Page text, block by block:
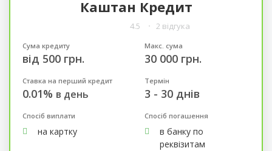
Каштан Кредит
4.5 2 відгука
Сума кредиту
від 500 грн.
Макс. сума
30 000 грн.
Ставка на перший кредит
0.01% в день
Термін
3 - 30 днів
Спосіб виплати
на картку
Спосіб погашення
в банку по
реквізитам